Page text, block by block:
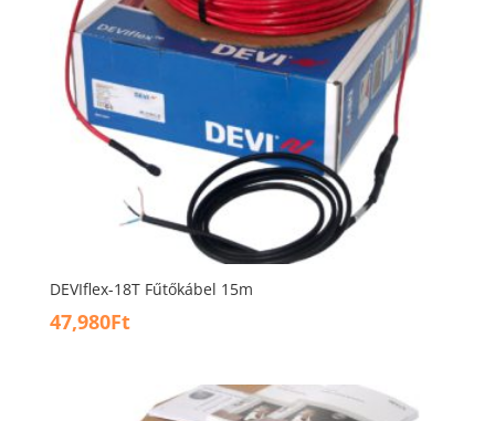
DEVIflex-18T Fűtőkábel 15m
47,980Ft